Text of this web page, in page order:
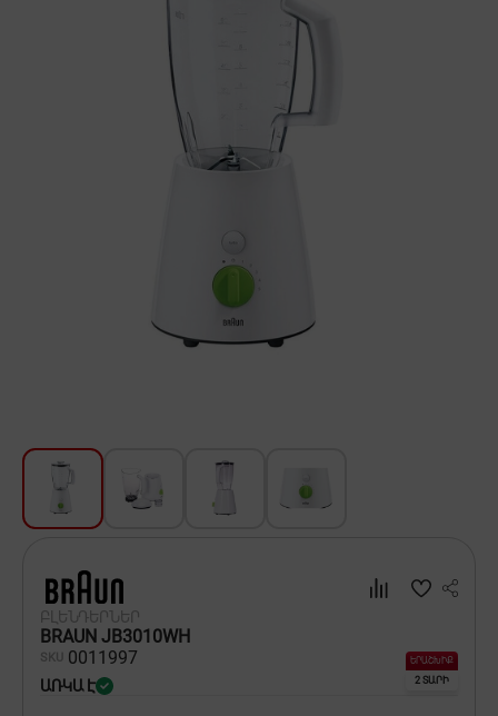
Գեղեցկություն և խնամք
Ավտոմեքենաների աուդիոտեխնիկա
Տուն և այգի
Տեքստիլ
Սպասք
Ինքնագնացներ և ինքնագլորներ
ԲԼԵՆԴԵՐՆԵՐ
BRAUN JB3010WH
SKU 0011997
ԱՌԿԱ Է
ԵՐԱՇԽԻՔ
2 ՏԱՐԻ